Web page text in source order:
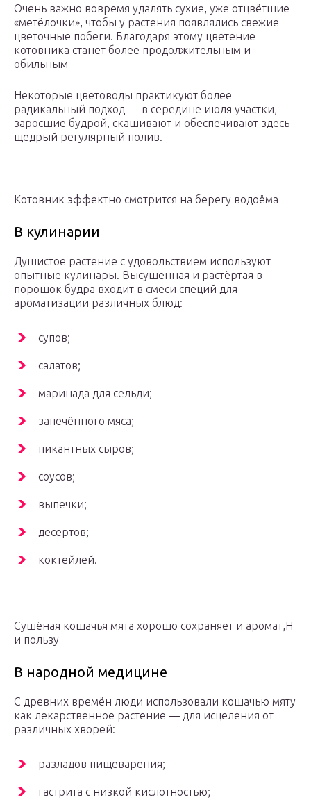
Очень важно вовремя удалять сухие, уже отцвётшие
«метёлочки», чтобы у растения появлялись свежие
цветочные побеги. Благодаря этому цветение
котовника станет более продолжительным и
обильным
Некоторые цветоводы практикуют более
радикальный подход — в середине июля участки,
заросшие будрой, скашивают и обеспечивают здесь
щедрый регулярный полив.
Котовник эффектно смотрится на берегу водоёма
В кулинарии
Душистое растение с удовольствием используют
опытные кулинары. Высушенная и растёртая в
порошок будра входит в смеси специй для
ароматизации различных блюд:
супов;
салатов;
маринада для сельди;
запечённого мяса;
пикантных сыров;
соусов;
выпечки;
десертов;
коктейлей.
Сушёная кошачья мята хорошо сохраняет и аромат,Н
и пользу
В народной медицине
С древних времён люди использовали кошачью мяту
как лекарственное растение — для исцеления от
различных хворей:
разладов пищеварения;
гастрита с низкой кислотностью;